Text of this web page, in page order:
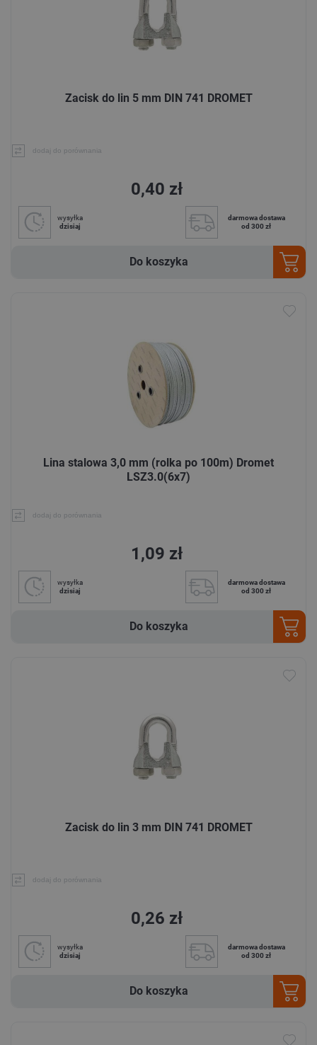
Zacisk do lin 5 mm DIN 741 DROMET
dodaj do porównania
0,40 zł
wysyłka
dzisiaj
darmowa dostawa
od 300 zł
Do koszyka
Lina stalowa 3,0 mm (rolka po 100m) Dromet
LSZ3.0(6x7)
dodaj do porównania
1,09 zł
wysyłka
dzisiaj
darmowa dostawa
od 300 zł
Do koszyka
Zacisk do lin 3 mm DIN 741 DROMET
dodaj do porównania
0,26 zł
wysyłka
dzisiaj
darmowa dostawa
od 300 zł
Do koszyka